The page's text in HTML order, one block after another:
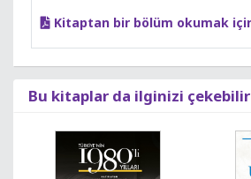
Kitaptan bir bölüm okumak
Bu kitaplar da ilginizi çekebilir